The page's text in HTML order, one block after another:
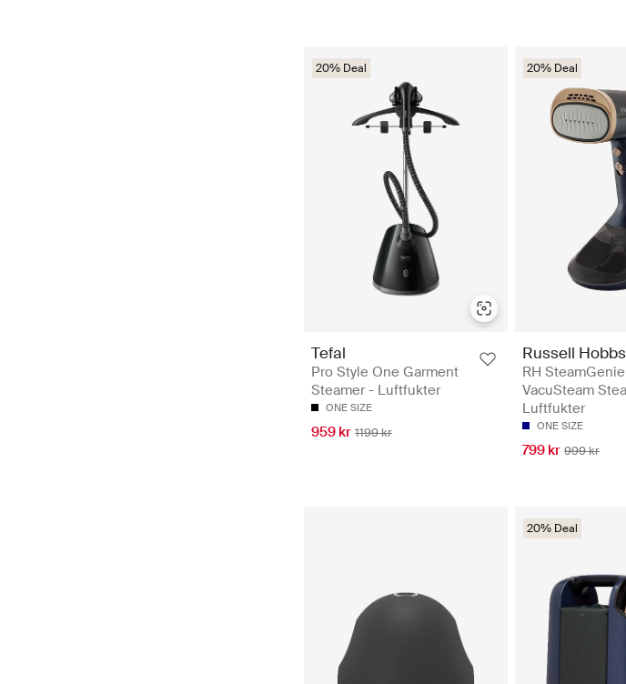
20% Deal
Tefal
Pro Style One Garment
Steamer - Luftfukter
ONE SIZE
959 kr 1199 kr
20% Deal
Russell Hobbs
RH SteamGenie
VacuSteam
Luftfukter
ONE SIZE
799 kr 999 kr
20% Deal